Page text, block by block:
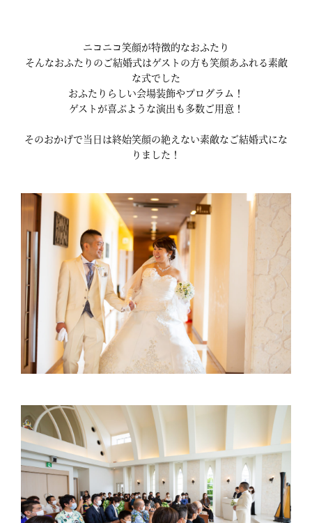
ニコニコ笑顔が特徴的なおふたり
そんなおふたりのご結婚式はゲストの方も笑顔あふれる素敵
な式でした
おふたりらしい会場装飾やプログラム！
ゲストが喜ぶような演出も多数ご用意！
そのおかげで当日は終始笑顔の絶えない素敵なご結婚式にな
りました！